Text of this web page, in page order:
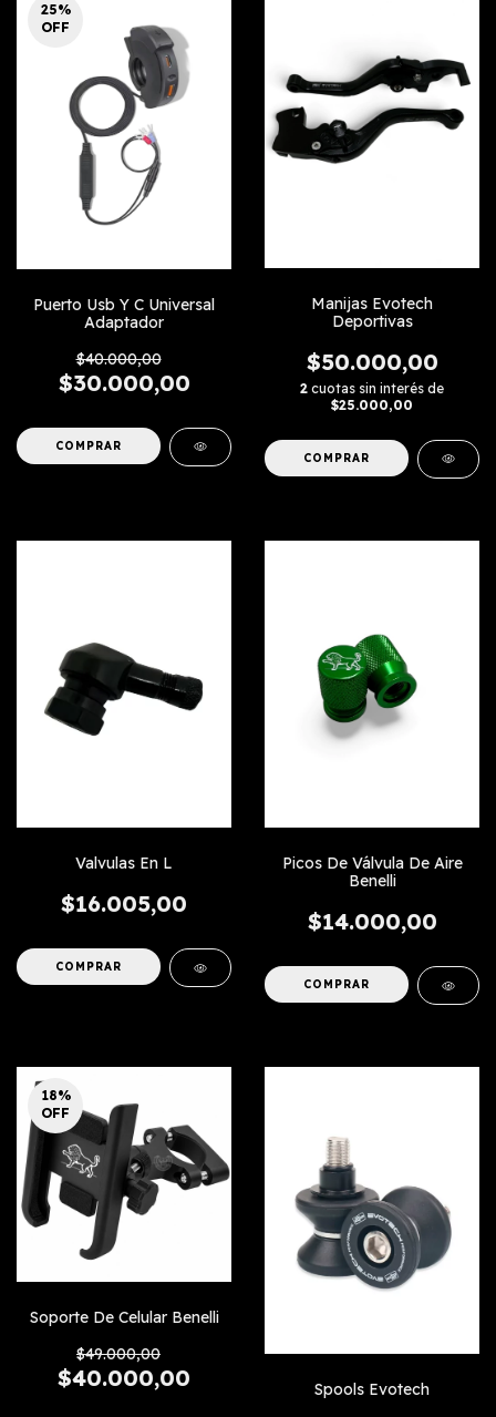
25%
OFF
Puerto Usb Y C Universal
Adaptador
$40.000,00
$30.000,00
Manijas Evotech
Deportivas
$50.000,00
2 cuotas sin interés de
$25.000,00
COMPRAR
Valvulas En L
$16.005,00
COMPRAR
Picos De Válvula De Aire
Benelli
$14.000,00
COMPRAR
18%
OFF
Soporte De Celular Benelli
$49.000,00
$40.000,00 Spools Evotech